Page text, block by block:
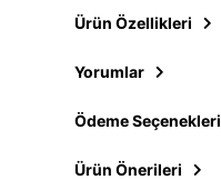
Ürün Özellikleri
Yorumlar
Ödeme Seçenekleri
Ürün Önerileri